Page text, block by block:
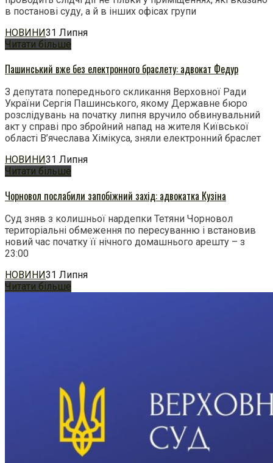
в постанові суду, а й в інших офісах групи
НОВИНИ31 Липня
Читати більше
Пашинський вже без електронного браслету: адвокат Федур
З депутата попереднього скликання Верховної Ради
України Сергія Пашинського, якому Державне бюро
розслідувань на початку липня вручило обвинувальний
акт у справі про збройний напад на жителя Київської
області В’ячеслава Хімікуса, зняли електронний браслет
НОВИНИ31 Липня
Читати більше
Чорновол послабили запобіжний захід: адвокатка Кузіна
Суд зняв з колишньої нардепки Тетяни Чорновол
територіальні обмеження по пересуванню і встановив
новий час початку її нічного домашнього арешту – з
23:00
НОВИНИ31 Липня
Читати більше